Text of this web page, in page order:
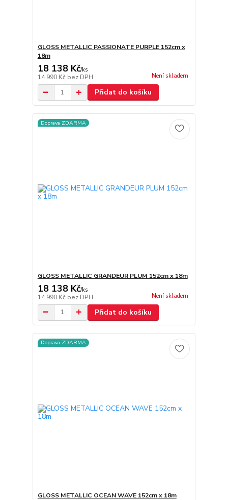
GLOSS METALLIC PASSIONATE PURPLE 152cm x
18m
18 138 Kč/ks
14 990 Kč bez DPH Není skladem
Přidat do košíku
Doprava ZDARMA
GLOSS METALLIC GRANDEUR PLUM 152cm x 18m
18 138 Kč/ks
14 990 Kč bez DPH Není skladem
Přidat do košíku
Doprava ZDARMA
GLOSS METALLIC OCEAN WAVE 152cm x 18m